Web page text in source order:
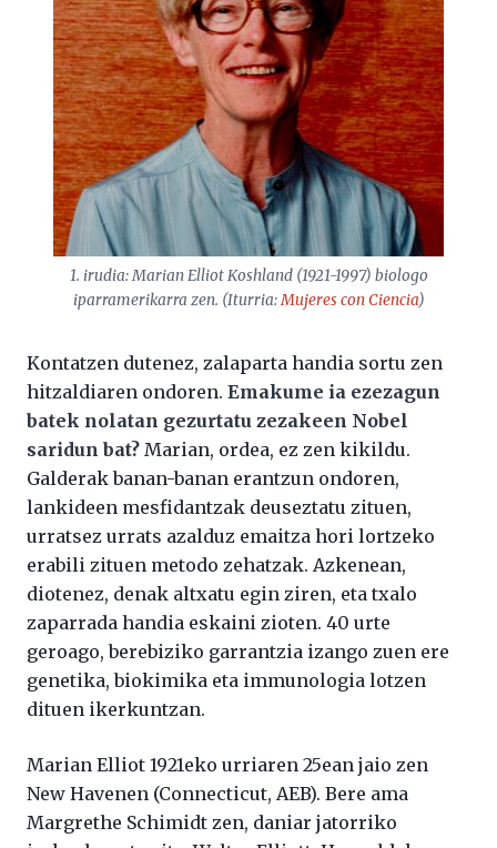
1. irudia: Marian Elliot Koshland (1921-1997) biologo
iparramerikarra zen. (Iturria:Mujeres con Ciencia)
Kontatzen dutenez, zalaparta handia sortu zen
hitzaldiaren ondoren. Emakume ia ezezagun
batek nolatan gezurtatu zezakeen Nobel
saridun bat? Marian, ordea, ez zen kikildu.
Galderak banan-banan erantzun ondoren,
lankideen mesfidantzak deuseztatu zituen,
urratsez urrats azalduz emaitza hori lortzeko
erabili zituen metodo zehatzak. Azkenean,
diotenez, denak altxatu egin ziren, eta txalo
zaparrada handia eskaini zioten. 40 urte
geroago, berebiziko garrantzia izango zuen ere
genetika, biokimika eta immunologia lotzen
dituen ikerkuntzan.
Marian Elliot 1921eko urriaren 25ean jaio zen
New Havenen (Connecticut, AEB). Bere ama
Margrethe Schimidt zen, daniar jatorriko